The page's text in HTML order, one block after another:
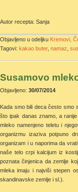
Autor recepta: Sanja
Objavljeno u odeljku Kremovi,
Tagovi: kakao buter, namaz
Susamovo
Objavljeno: 30/07/2014
Kada smo bili deca često smo
što ipak danas znamo, a
mleko namenjeno teletu i
organizmu izaziva potpuno
organizam i u naporima da
naše telo crpi kalcijum iz
poznata činjenica da zemlje
mleka imaju i najviši stepen
skandinavske zemlje i sl.).